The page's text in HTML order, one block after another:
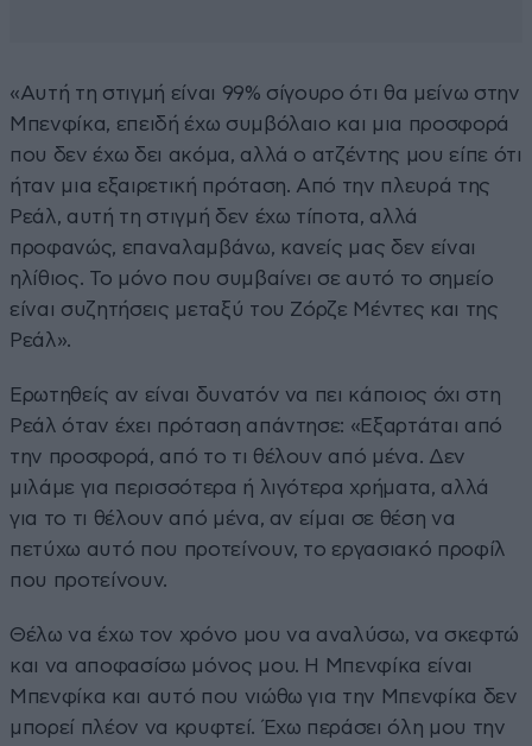
«Αυτή τη στιγμή είναι 99% σίγουρο ότι θα μείνω στην
Μπενφίκα, επειδή έχω συμβόλαιο και μια προσφορά
που δεν έχω δει ακόμα, αλλά ο ατζέντης μου είπε ότι
ήταν μια εξαιρετική πρόταση. Από την πλευρά της
Ρεάλ, αυτή τη στιγμή δεν έχω τίποτα, αλλά
προφανώς, επαναλαμβάνω, κανείς μας δεν είναι
ηλίθιος. Το μόνο που συμβαίνει σε αυτό το σημείο
είναι συζητήσεις μεταξύ του Ζόρζε Μέντες και της
Ρεάλ».
Ερωτηθείς αν είναι δυνατόν να πει κάποιος όχι στη
Ρεάλ όταν έχει πρόταση απάντησε: «Εξαρτάται από
την προσφορά, από το τι θέλουν από μένα. Δεν
μιλάμε για περισσότερα ή λιγότερα χρήματα, αλλά
για το τι θέλουν από μένα, αν είμαι σε θέση να
πετύχω αυτό που προτείνουν, το εργασιακό προφίλ
που προτείνουν.
Θέλω να έχω τον χρόνο μου να αναλύσω, να σκεφτώ
και να αποφασίσω μόνος μου. Η Μπενφίκα είναι
Μπενφίκα και αυτό που νιώθω για την Μπενφίκα δεν
μπορεί πλέον να κρυφτεί. Έχω περάσει όλη μου την